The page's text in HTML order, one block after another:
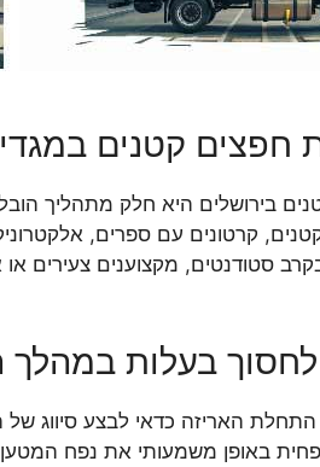
חפצים קטנים
בירושלים היא חלק מתהליך
קרטונים עם ספרים,
בקרב סטודנטים, מקצוענים צעירים
לחסוך בעלות
התחלת האריזה כדאי לבצע סיווג
באופן משמעותי את נפח